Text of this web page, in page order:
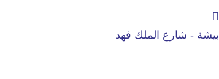
بيشة - شارع الملك فهد